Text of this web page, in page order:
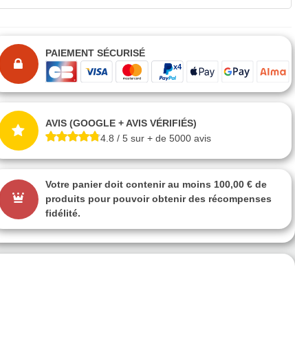
PAIEMENT SÉCURISÉ
AVIS (GOOGLE + AVIS VÉRIFIÉS)
4.8 / 5 sur + de 5000 avis
Votre panier doit contenir au moins 100,00 € de
produits pour pouvoir obtenir des récompenses
fidélité.